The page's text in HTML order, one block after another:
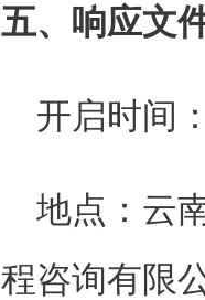
五、响应文
开启时间：
地点： 云
程咨询有限